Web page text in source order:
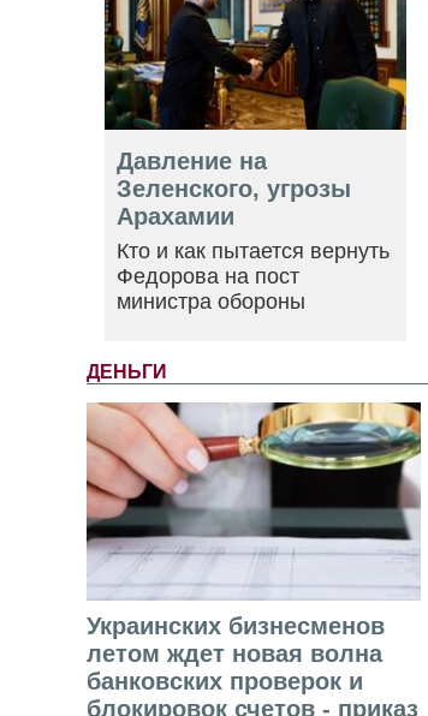
Давление на
Зеленского, угрозы
Арахамии
Кто и как пытается вернуть
Федорова на пост
министра обороны
ДЕНЬГИ
Украинских бизнесменов
летом ждет новая волна
банковских проверок и
блокировок счетов - приказ